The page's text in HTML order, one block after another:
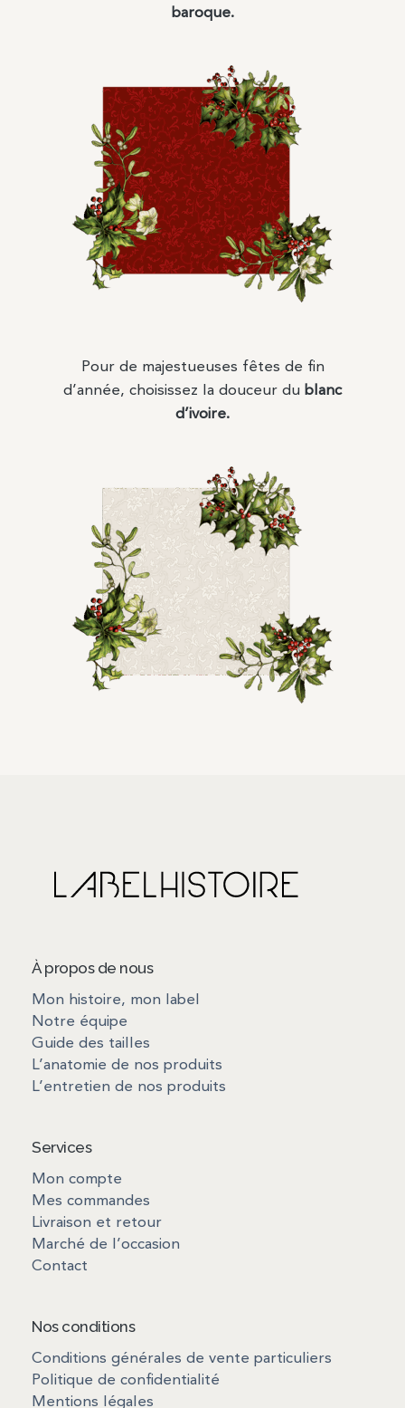
baroque.
Pour de majestueuses fêtes de fin
d’année, choisissez la douceur du blanc
d’ivoire.
À propos de nous
Mon histoire, mon label
Notre équipe
Guide des tailles
L’anatomie de nos produits
L’entretien de nos produits
Services
Mon compte
Mes commandes
Livraison et retour
Marché de l’occasion
Contact
Nos conditions
Conditions générales de vente particuliers
Politique de confidentialité
Mentions légales